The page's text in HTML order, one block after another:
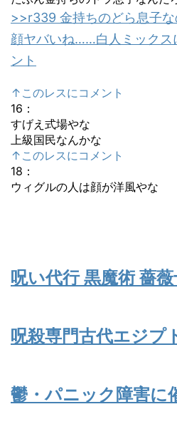
>>r339 金持ちのどら息子
顔ヤバいね……白人ミックス
ント
↑このレスにコメント
16 ：
すげえ式場やな
上級国民なんかな
↑このレスにコメント
18 ：
ウィグルの人は顔が洋風やな
呪い代行 黒魔術 薔薇
呪殺専門古代エジプ
鬱・パニック障害に